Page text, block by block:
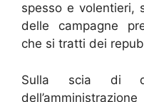
spesso e volentieri,
delle campagne
che si tratti dei
Sulla scia di